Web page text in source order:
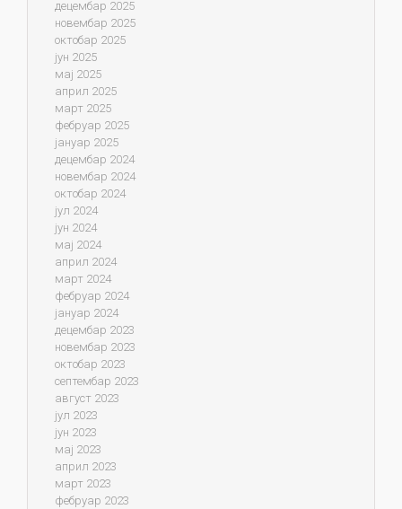
децембар 2025
новембар 2025
октобар 2025
јун 2025
мај 2025
април 2025
март 2025
фебруар 2025
јануар 2025
децембар 2024
новембар 2024
октобар 2024
јул 2024
јун 2024
мај 2024
април 2024
март 2024
фебруар 2024
јануар 2024
децембар 2023
новембар 2023
октобар 2023
септембар 2023
август 2023
јул 2023
јун 2023
мај 2023
април 2023
март 2023
фебруар 2023